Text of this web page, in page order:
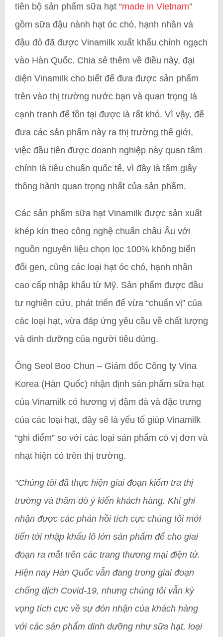
tiên bộ sản phẩm sữa hạt “made in Vietnam”
gồm sữa đậu nành hạt óc chó, hạnh nhân và
đậu đỏ đã được Vinamilk xuất khẩu chính ngạch
vào Hàn Quốc. Chia sẻ thêm về điều này, đại
diện Vinamilk cho biết để đưa được sản phẩm
trên vào thị trường nước bạn và quan trọng là
cạnh tranh để tồn tại được là rất khó. Vì vậy, để
đưa các sản phẩm này ra thị trường thế giới,
việc đầu tiên được doanh nghiệp này quan tâm
chính là tiêu chuẩn quốc tế, vì đây là tấm giấy
thông hành quan trọng nhất của sản phẩm.
Các sản phẩm sữa hạt Vinamilk được sản xuất
khép kín theo công nghệ chuẩn châu Âu với
nguồn nguyên liệu chọn lọc 100% không biến
đổi gen, cùng các loại hạt óc chó, hạnh nhân
cao cấp nhập khẩu từ Mỹ. Sản phẩm được đầu
tư nghiên cứu, phát triển để vừa “chuẩn vị” của
các loại hạt, vừa đáp ứng yêu cầu về chất lượng
và dinh dưỡng của người tiêu dùng.
Ông Seol Boo Chun – Giám đốc Công ty Vina
Korea (Hàn Quốc) nhận định sản phẩm sữa hạt
của Vinamilk có hương vị đậm đà và đặc trưng
của các loại hạt, đây sẽ là yếu tố giúp Vinamilk
“ghi điểm” so với các loại sản phẩm có vị đơn và
nhạt hiện có trên thị trường.
“Chúng tôi đã thực hiện giai đoạn kiểm tra thị
trường và thăm dò ý kiến khách hàng. Khi ghi
nhận được các phản hồi tích cực chúng tôi mới
tiến tới nhập khẩu lô lớn sản phẩm để cho giai
đoạn ra mắt trên các trang thương mại điện tử.
Hiện nay Hàn Quốc vẫn đang trong giai đoạn
chống dịch Covid-19, nhưng chúng tôi vẫn kỳ
vọng tích cực về sự đón nhận của khách hàng
với các sản phẩm dinh dưỡng như sữa hạt, loại